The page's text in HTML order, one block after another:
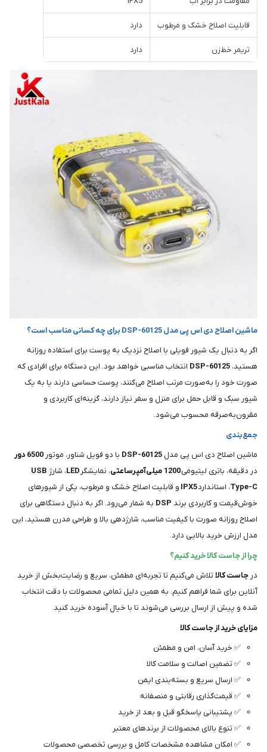
قابلیت اصلاح خشک و مرطوب دارد
تریمر خط‌زن دارد
ماشین اصلاح دی اس پی مدل DSP-60125 برای چه کسانی مناسب است؟
اگر به دنبال یک شیور فویلی با اصلاح نزدیک به پوست برای استفاده روزانه
هستید، DSP-60125 انتخاب مناسبی خواهد بود. این دستگاه برای افرادی که
صورت خود را به‌صورت مرتب اصلاح می‌کنند، پوست حساسی دارند یا به یک
شیور سبک و قابل حمل برای منزل و سفر نیاز دارند، گزینه‌ای کاربردی و
مقرون‌به‌صرفه محسوب می‌شود.
جمع‌بندی
ماشین اصلاح دی اس پی مدل DSP-60125 با دو فویل شناور، موتور 6500 دور
در دقیقه، باتری لیتیومی
میلی‌آمپرساعتی، نمایشگر ، شارژ USB
Type-C، استاندارد
و قابلیت اصلاح خشک و مرطوب، یکی از شیورهای
خوش‌قیمت و کاربردی برند DSP به شمار می‌رود. اگر به دنبال دستگاهی برای
اصلاح روزانه صورت با کیفیت مناسب، شارژدهی بالا و طراحی مدرن هستید، این
مدل ارزش خرید بالایی دارد.
چرا از جاست کالا خرید کنیم؟
در جاست کالا تلاش می‌کنیم تا تجربه‌ای مطمئن، سریع و رضایت‌بخش از خرید
آنلاین برای شما فراهم کنیم. به همین دلیل تمامی محصولات با دقت انتخاب
شده و پیش از ارسال بررسی می‌شوند تا با خیال آسوده خرید کنید.
مزایای خرید از جاست کالا
✅ خرید آسان، امن و مطمئن
✅ تضمین اصالت و سلامت کالا
✅ ارسال سریع و بسته‌بندی ایمن
✅ قیمت‌گذاری رقابتی و منصفانه
✅ پشتیبانی پاسخگو قبل و بعد از خرید
✅ تنوع بالای محصولات از برندهای معتبر
✅ امکان مشاهده مشخصات کامل و بررسی تخصصی محصولات